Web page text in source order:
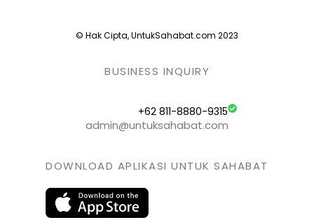
© Hak Cipta, UntukSahabat.com 2023
BUSINESS INQUIRY
+62 811-8880-9315
admin@untuksahabat.com
DOWNLOAD APLIKASI UNTUK SAHABAT